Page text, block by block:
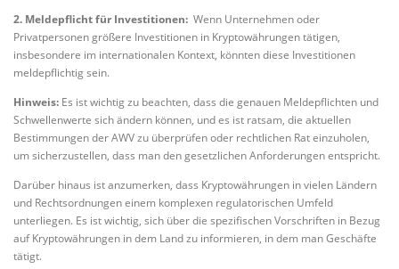
2. Meldepflicht für Investitionen: Wenn Unternehmen oder
Privatpersonen größere Investitionen in Kryptowährungen tätigen,
insbesondere im internationalen Kontext, könnten diese Investitionen
meldepflichtig sein.
Hinweis: Es ist wichtig zu beachten, dass die genauen Meldepflichten und
Schwellenwerte sich ändern können, und es ist ratsam, die aktuellen
Bestimmungen der AWV zu überprüfen oder rechtlichen Rat einzuholen,
um sicherzustellen, dass man den gesetzlichen Anforderungen entspricht.
Darüber hinaus ist anzumerken, dass Kryptowährungen in vielen Ländern
und Rechtsordnungen einem komplexen regulatorischen Umfeld
unterliegen. Es ist wichtig, sich über die spezifischen Vorschriften in Bezug
auf Kryptowährungen in dem Land zu informieren, in dem man Geschäfte
tätigt.